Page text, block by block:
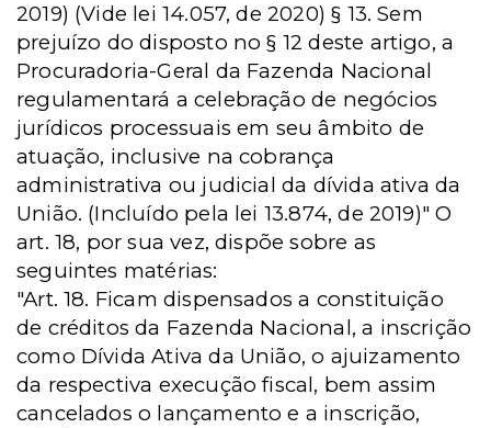
2019) (Vide lei 14.057, de 2020) § 13. Sem
prejuízo do disposto no § 12 deste artigo, a
Procuradoria-Geral da Fazenda Nacional
regulamentará a celebração de negócios
jurídicos processuais em seu âmbito de
atuação, inclusive na cobrança
administrativa ou judicial da dívida ativa da
União. (Incluído pela lei 13.874, de 2019)" O
art. 18, por sua vez, dispõe sobre as
seguintes matérias:
"Art. 18. Ficam dispensados a constituição
de créditos da Fazenda Nacional, a inscrição
como Dívida Ativa da União, o ajuizamento
da respectiva execução fiscal, bem assim
cancelados o lançamento e a inscrição,